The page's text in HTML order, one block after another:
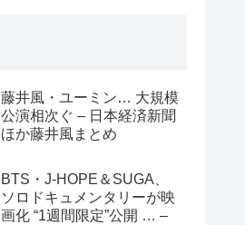
藤井風・ユーミン… 大規模
公演相次ぐ – 日本経済新聞
ほか藤井風まとめ
BTS・J-HOPE＆SUGA、
ソロドキュメンタリーが映
画化 “1週間限定”公開 … –